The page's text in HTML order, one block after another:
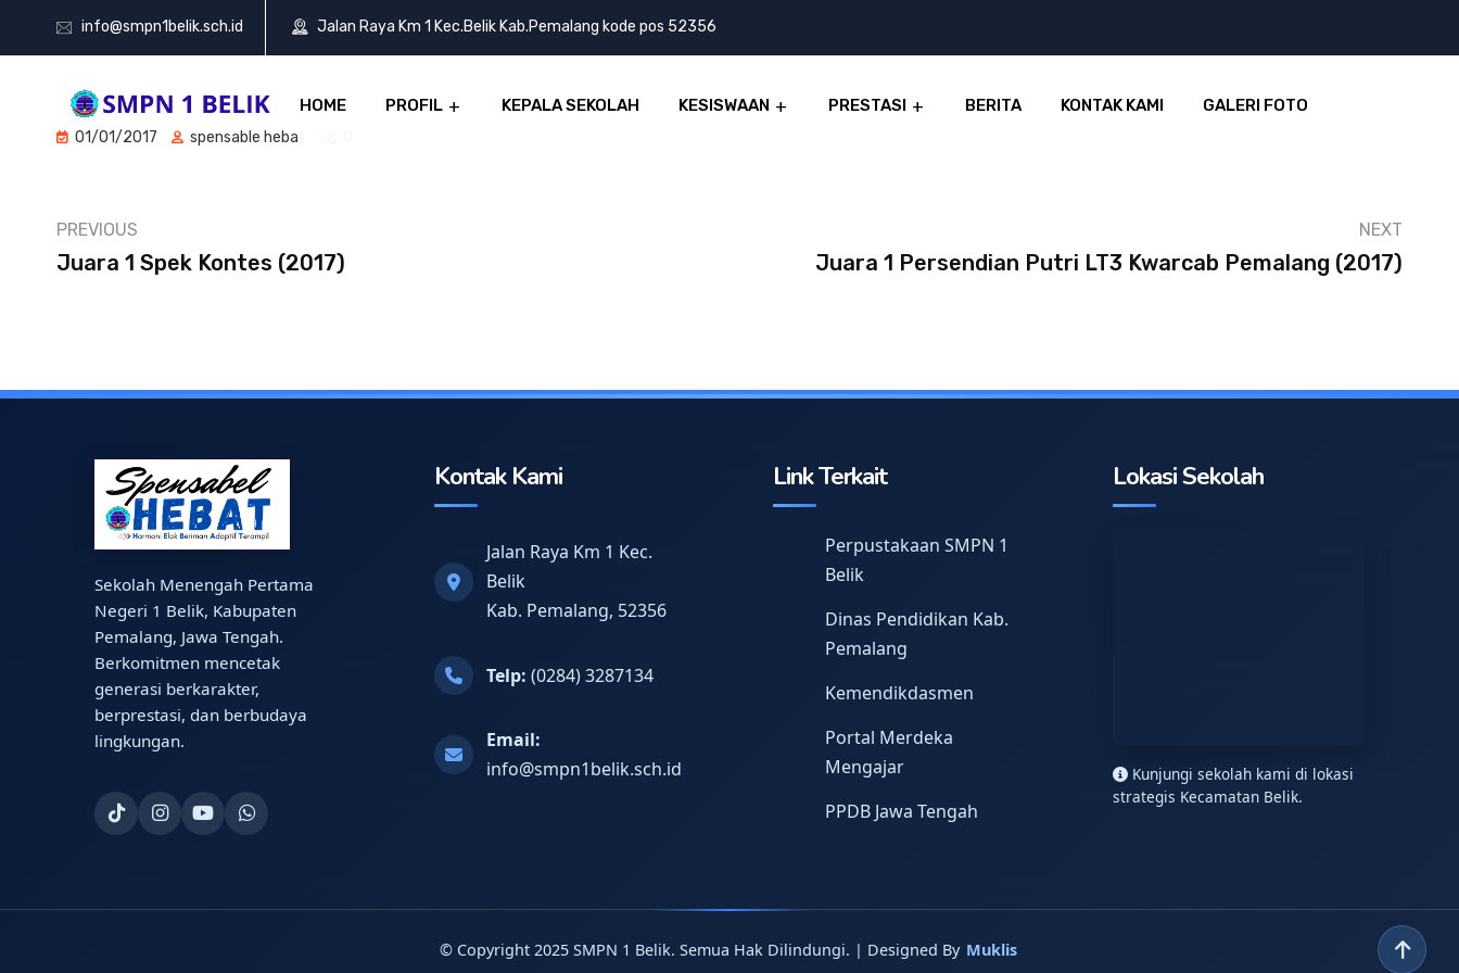
info@smpn1belik.sch.id Jalan Raya Km 1 Kec.Belik Kab.Pemalang kode pos 52356
HOME PROFIL KEPALA SEKOLAH KESISWAAN PRESTASI BERITA KONTAK KAMI GALERI FOTO
01/01/2017 spensable hebat
PREVIOUS
Juara 1 Spek Kontes (2017)
NEXT
Juara 1 Persendian Putri LT3 Kwarcab Pemalang (2017)
Sekolah Menengah Pertama
Negeri 1 Belik, Kabupaten
Pemalang, Jawa Tengah.
Berkomitmen mencetak
generasi berkarakter,
berprestasi, dan berbudaya
lingkungan.
Kontak Kami
Jalan Raya Km 1 Kec.
Belik
Kab. Pemalang, 52356
Telp: (0284) 3287134
Email:
info@smpn1belik.sch.id
Link Terkait
Perpustakaan SMPN 1
Belik
Dinas Pendidikan Kab.
Pemalang
Kemendikdasmen
Portal Merdeka
Mengajar
PPDB Jawa Tengah
Lokasi Sekolah
Kunjungi sekolah kami di lokasi
strategis Kecamatan Belik.
© Copyright 2025 SMPN 1 Belik. Semua Hak Dilindungi. | Designed By Muklis